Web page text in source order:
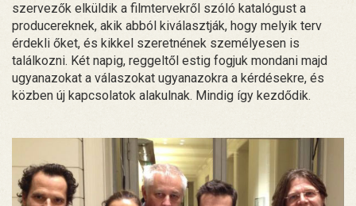
szervezők elküldik a filmtervekről szóló katalógust a
producereknek, akik abból kiválasztják, hogy melyik terv
érdekli őket, és kikkel szeretnének személyesen is
találkozni. Két napig, reggeltől estig fogjuk mondani majd
ugyanazokat a válaszokat ugyanazokra a kérdésekre, és
közben új kapcsolatok alakulnak. Mindig így kezdődik.